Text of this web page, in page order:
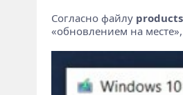
Согласно файлу
«обновлением на